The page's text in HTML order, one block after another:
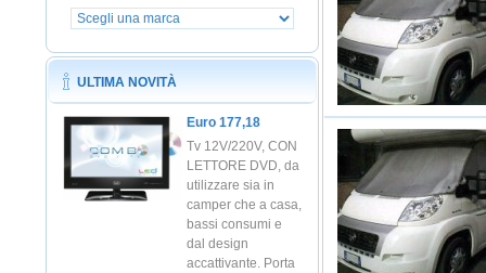
ULTIMA NOVITÀ
Euro 177,18
Tv 12V/220V, CON
LETTORE DVD, da
utilizzare sia in
camper che a casa,
bassi consumi e
dal design
accattivante. Porta